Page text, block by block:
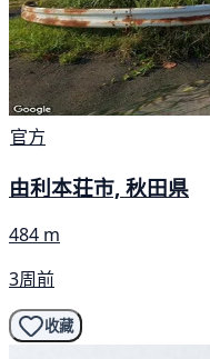
官方
由利本荘市, 秋田県
484 m
3周前
收藏